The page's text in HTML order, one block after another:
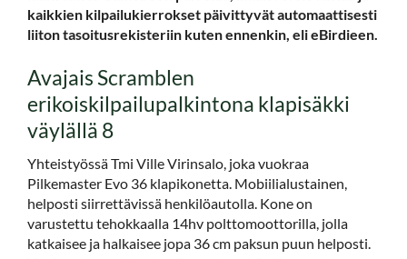
kaikkien kilpailukierrokset päivittyvät automaattisesti
liiton tasoitusrekisteriin kuten ennenkin, eli eBirdieen.
Avajais Scramblen
erikoiskilpailupalkintona klapisäkki
väylällä 8
Yhteistyössä Tmi Ville Virinsalo, joka vuokraa
Pilkemaster Evo 36 klapikonetta. Mobiilialustainen,
helposti siirrettävissä henkilöautolla. Kone on
varustettu tehokkaalla 14hv polttomoottorilla, jolla
katkaisee ja halkaisee jopa 36 cm paksun puun helposti.